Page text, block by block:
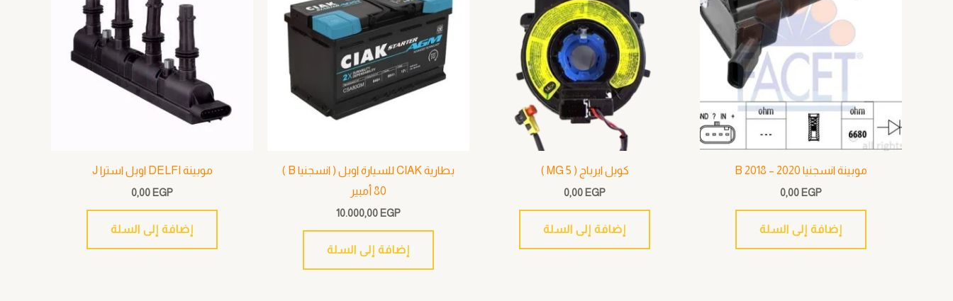
موبينة انسجنيا B 2018 – 2020
0,00 EGP
إضافة إلى السلة
كويل ايرباج ( MG 5 )
0,00 EGP
إضافة إلى السلة
بطارية CIAK للسيارة اوبل ( انسجنيا B )
80 أمبير
10.000,00 EGP
إضافة إلى السلة
موبينة DELFI اوبل استرا J
0,00 EGP
إضافة إلى السلة